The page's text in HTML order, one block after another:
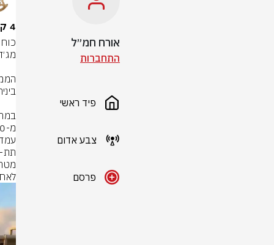
אורח חמ״ל
התחברות
פיד ראשי
צבע אדום
פרסם
4 קני שיגור ומאות אמצעי לחימה: המנהרה שאותרה בדרום לבנון